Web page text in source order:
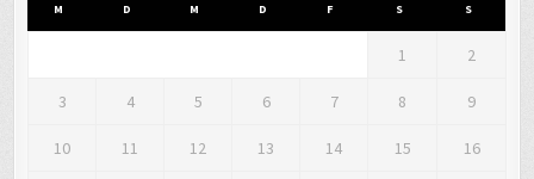
M D M D F S S
1 2
3 4 5 6 7 8 9
10 11 12 13 14 15 16